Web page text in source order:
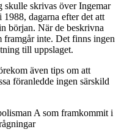
skulle skrivas över Ingemar
dagarna efter det att
början. När de beskrivna
framgår inte. Det finns ingen
till uppslaget.
även tips om att
föranledde ingen särskild
A som framkommit i